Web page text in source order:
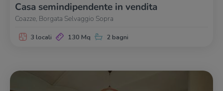
Casa semindipendente in vendita
Coazze, Borgata Selvaggio Sopra
3 locali 130 Mq 2 bagni